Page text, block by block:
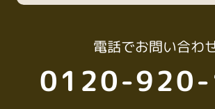
電話でお問い合わ
0120-